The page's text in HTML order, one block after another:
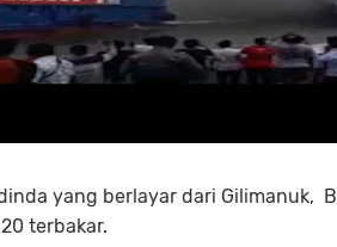
yang berlayar dari Gilimanuk,
terbakar.